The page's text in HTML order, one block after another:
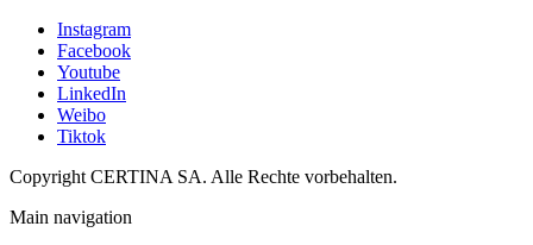
Instagram
Facebook
Youtube
LinkedIn
Weibo
Tiktok
Copyright CERTINA SA. Alle Rechte vorbehalten.
Main navigation